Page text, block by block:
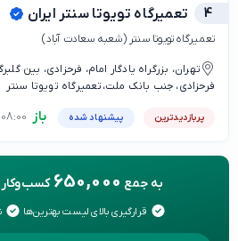
4 تعمیرگاه تویوتا سنتر ایران
تعمیرگاه تویوتا سنتر (شعبه سعادت آباد)
تهران، بزرگراه یادگار امام، فرحزادی، بین
فرحزادی، جنب بانک ملت،تعمیرگاه تویوتا سنتر
پربازدیدترین پیشنهاد شده باز
به جمع 650,000 کسب‌وکار
قرارگیری بالای لیست بهترین‌ها